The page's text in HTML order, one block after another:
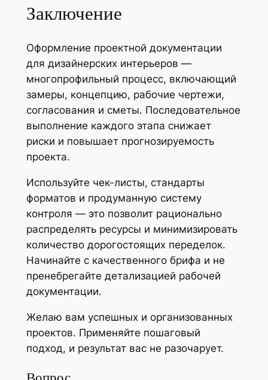
Заключение
Оформление проектной документации
для дизайнерских интерьеров —
многопрофильный процесс, включающий
замеры, концепцию, рабочие чертежи,
согласования и сметы. Последовательное
выполнение каждого этапа снижает
риски и повышает прогнозируемость
проекта.
Используйте чек-листы, стандарты
форматов и продуманную систему
контроля — это позволит рационально
распределять ресурсы и минимизировать
количество дорогостоящих переделок.
Начинайте с качественного брифа и не
пренебрегайте детализацией рабочей
документации.
Желаю вам успешных и организованных
проектов. Применяйте пошаговый
подход, и результат вас не разочарует.